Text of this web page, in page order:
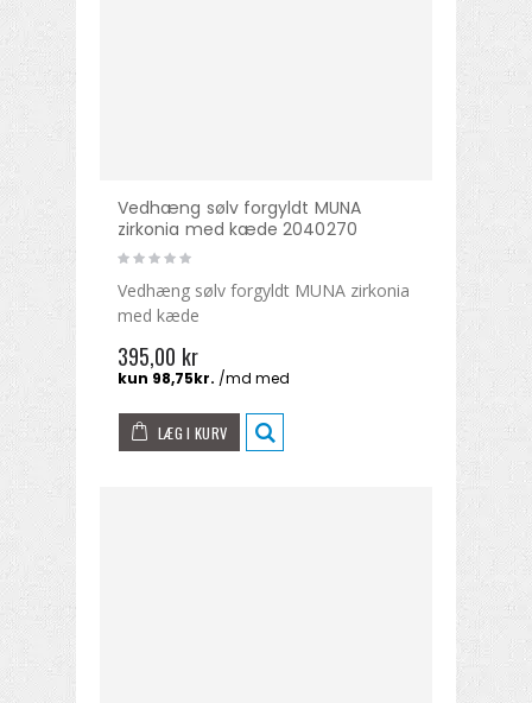
Vedhæng sølv forgyldt MUNA
zirkonia med kæde 2040270
Vedhæng sølv forgyldt MUNA zirkonia
med kæde
395,00 kr
LÆG I KURV